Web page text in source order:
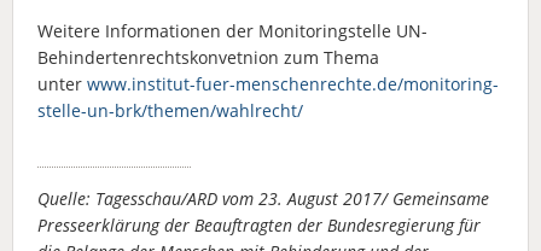
Weitere Informationen der Monitoringstelle UN-
Behindertenrechtskonvetnion zum Thema
unter www.institut-fuer-menschenrechte.de/monitoring-
stelle-un-brk/themen/wahlrecht/
Quelle: Tagesschau/ARD vom 23. August 2017/ Gemeinsame
Presseerklärung der Beauftragten der Bundesregierung für